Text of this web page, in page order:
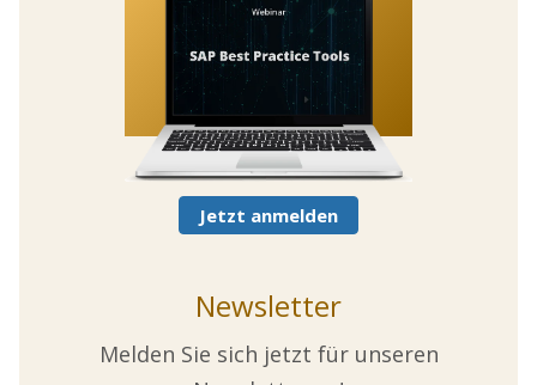
Jetzt anmelden
Newsletter
Melden Sie sich jetzt für unseren